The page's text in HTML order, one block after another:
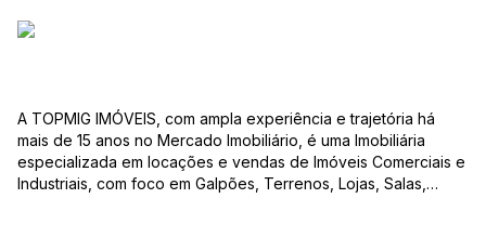
A TOPMIG IMÓVEIS, com ampla experiência e trajetória há
mais de 15 anos no Mercado Imobiliário, é uma Imobiliária
especializada em locações e vendas de Imóveis Comerciais e
Industriais, com foco em Galpões, Terrenos, Lojas, Salas,